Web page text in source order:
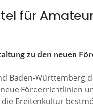
für
zu den neuen
Baden-
Förderrichtlinien
die Breitenkultur